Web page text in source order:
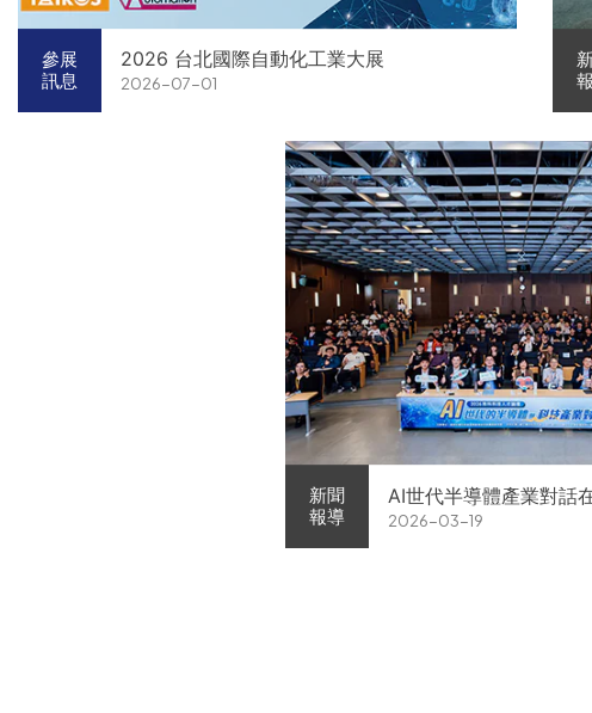
參展
訊息
2026 台北國際自動化工業大展
2026-07-01
新聞
報導
AI世代半導體產業對話
家企業前進校園徵才
2026-03-19